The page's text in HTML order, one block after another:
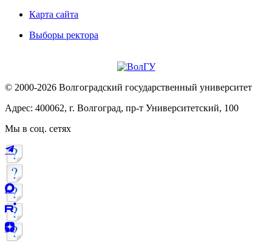
Карта сайта
Выборы ректора
© 2000-2026 Волгоградский государственный университет
Адрес: 400062, г. Волгоград, пр-т Университетский, 100
Мы в соц. сетях